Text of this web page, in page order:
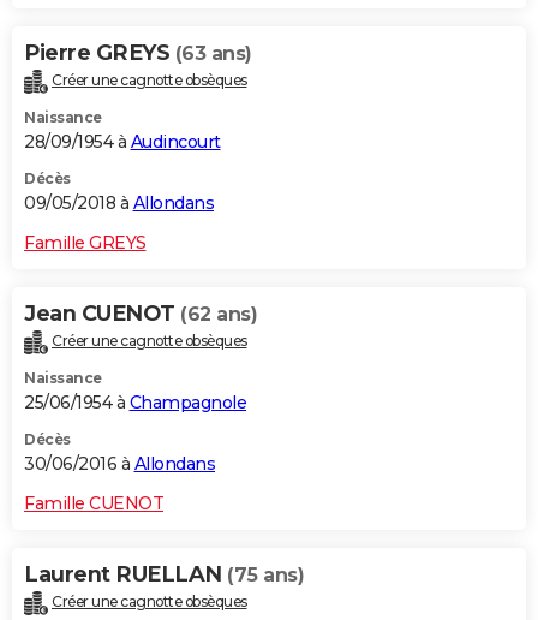
Pierre GREYS (63 ans)
Créer une cagnotte obsèques
Naissance
28/09/1954 à Audincourt
Décès
09/05/2018 à Allondans
Famille GREYS
Jean CUENOT (62 ans)
Créer une cagnotte obsèques
Naissance
25/06/1954 à Champagnole
Décès
30/06/2016 à Allondans
Famille CUENOT
Laurent RUELLAN (75 ans)
Créer une cagnotte obsèques